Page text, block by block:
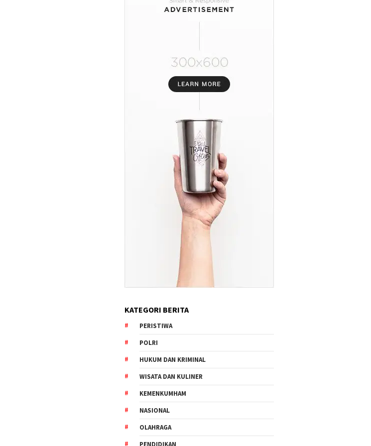
KATEGORI BERITA
PERISTIWA
POLRI
HUKUM DAN KRIMINAL
WISATA DAN KULINER
KEMENKUMHAM
NASIONAL
OLAHRAGA
PENDIDIKAN